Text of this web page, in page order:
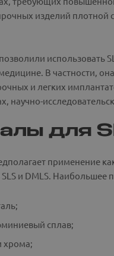
изделий плотной
использовать
В частности,
и легких
научно-
для
применение
SLS и DMLS.
сплав;
хрома;